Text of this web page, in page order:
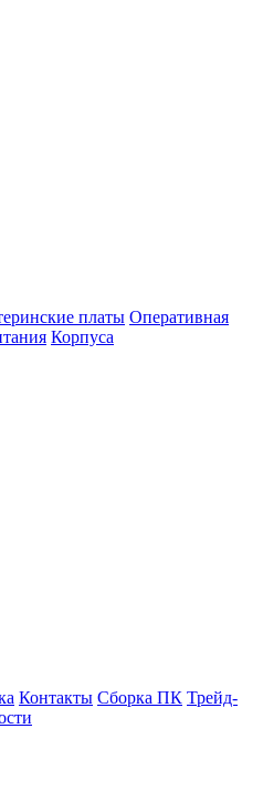
платы Оперативная
Корпуса
Контакты Сборка ПК Трейд-